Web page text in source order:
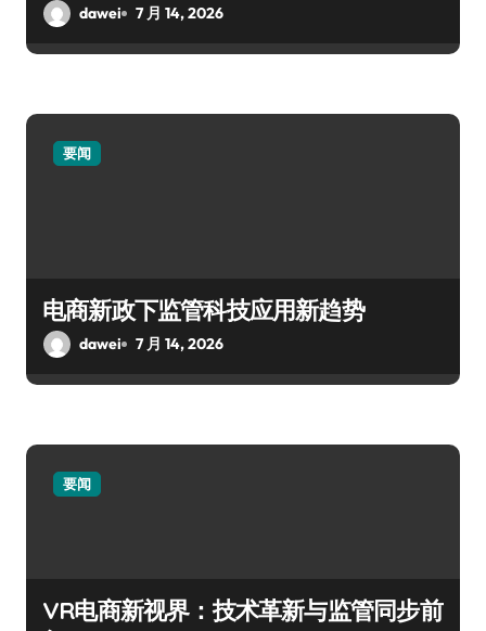
dawei 7 月 14, 2026
要闻
电商新政下监管科技应用新趋势
dawei 7 月 14, 2026
要闻
VR电商新视界：技术革新与监管同步前